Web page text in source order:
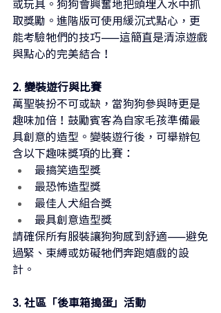
或玩具。狗狗會興奮地把頭埋入水中抓
取獎勵。進階版可使用緩沉式點心，更
能考驗牠們的技巧——這簡直是清涼遊戲
與點心的完美結合！
2. 變裝遊行與比賽
萬聖裝扮不可或缺，當狗狗參與時更是
趣味加倍！鼓勵賓客為自家毛孩準備最
具創意的造型。變裝遊行後，可舉辦包
含以下趣味獎項的比賽：
最搞笑造型獎
最恐怖造型獎
最佳人犬組合獎
最具創意造型獎
請確保所有服裝讓狗狗感到舒適——避免
過緊、束縛或妨礙牠們奔跑嬉戲的設
計。
3. 社區「後車箱搗蛋」活動